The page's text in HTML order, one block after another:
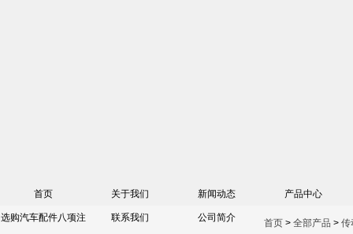
首页 关于我们 新闻动态 产品中心
选购汽车配件八项注 联系我们 公司简介 首页 > 全部产品 > 传